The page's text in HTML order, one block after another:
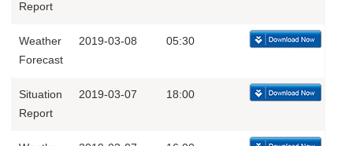
Report
Weather
Forecast
2019-03-08 05:30
Situation
Report
2019-03-07 18:00